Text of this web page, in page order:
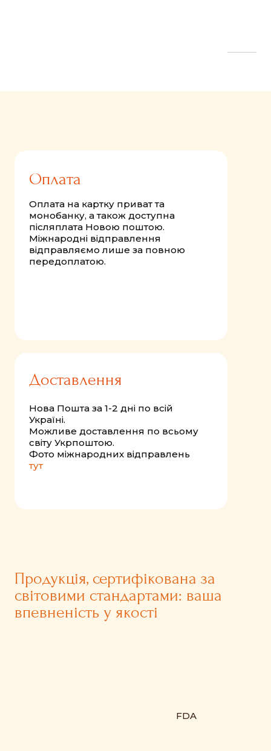
Оплата
Оплата на картку приват та
монобанку, а також доступна
післяплата Новою поштою.
Міжнародні відправлення
відправляємо лише за повною
передоплатою.
Нова Пошта за 1-2 дні по всій
Україні.
Можливе доставлення по всьому
світу Укрпоштою.
Фото міжнародних відправлень
тут
Доставлення
FDA
Продукція, сертифікована за
світовими стандартами: ваша
впевненість у якості